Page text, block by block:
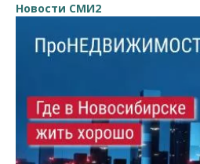
Новости СМИ2